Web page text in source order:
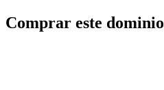
Comprar este dominio